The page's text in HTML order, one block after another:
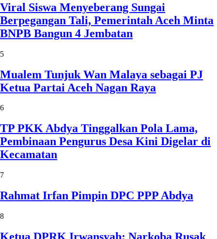
Viral Siswa Menyeberang Sungai
Berpegangan Tali, Pemerintah Aceh Minta
BNPB Bangun 4 Jembatan
5
Mualem Tunjuk Wan Malaya sebagai PJ
Ketua Partai Aceh Nagan Raya
6
TP PKK Abdya Tinggalkan Pola Lama,
Pembinaan Pengurus Desa Kini Digelar di
Kecamatan
7
Rahmat Irfan Pimpin DPC PPP Abdya
8